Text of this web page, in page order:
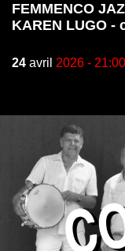
FEMMENCO
KAREN LUGO -
24 avril 2026 - 21:00